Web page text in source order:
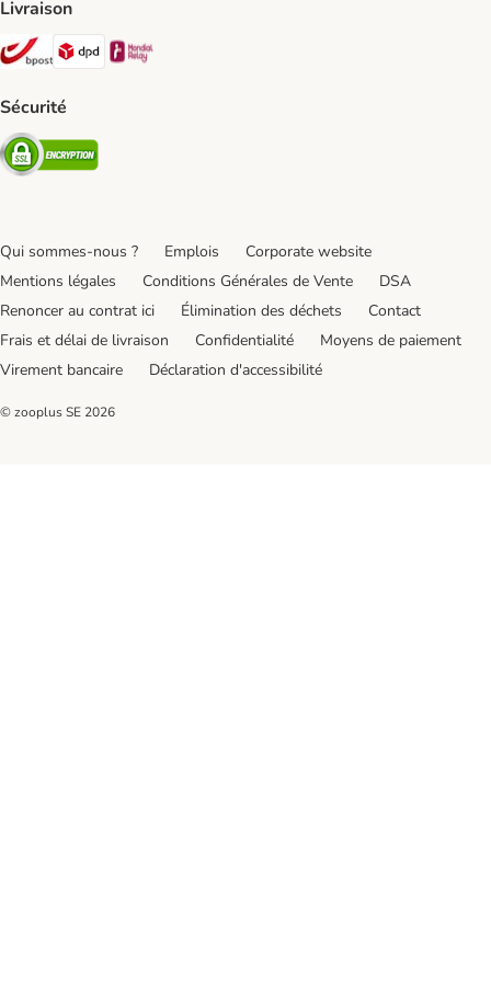
Livraison
Bpost Shipping Method
DPD Shipping Method
Sécurité
Security
Qui sommes-nous ? Emplois
Corporate website
Mentions légales
Conditions Générales de Vente
DSA
Renoncer au contrat ici
Élimination des déchets
Contact
Frais et délai de livraison
Confidentialité
Moyens de paiement
Virement bancaire
Déclaration d'accessibilité
© zooplus SE 2026